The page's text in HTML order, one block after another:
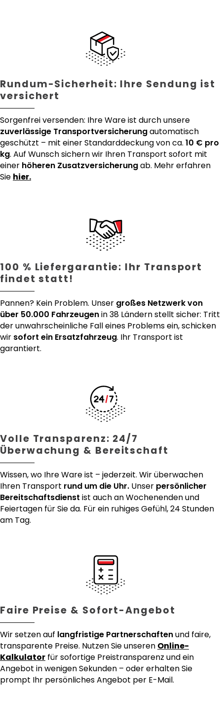
Rundum-Sicherheit: Ihre Sendung ist
versichert
Sorgenfrei versenden: Ihre Ware ist durch unsere
zuverlässige Transportversicherungautomatisch
geschützt – mit einer Standarddeckung von ca. 10 € pro
kg. Auf Wunsch sichern wir Ihren Transport sofort mit
einer höheren Zusatzversicherungab. Mehr erfahren
Sie hier.
100 % Liefergarantie: Ihr Transport
findet statt!
Pannen? Kein Problem. Unser großes Netzwerk von
über 50.000 Fahrzeugenin 38 Ländern stellt sicher: Tritt
der unwahrscheinliche Fall eines Problems ein, schicken
wir sofort ein Ersatzfahrzeug. Ihr Transport ist
garantiert.
Volle Transparenz: 24/7
Überwachung & Bereitschaft
Wissen, wo Ihre Ware ist – jederzeit. Wir überwachen
Ihren Transport rund um die Uhr. Unser persönlicher
Bereitschaftsdienst ist auch an Wochenenden und
Feiertagen für Sie da. Für ein ruhiges Gefühl, 24 Stunden
am Tag.
Faire Preise & Sofort-Angebot
Wir setzen auf langfristige Partnerschaftenund faire,
transparente Preise. Nutzen Sie unseren Online-
Kalkulator für sofortige Preistransparenz und ein
Angebot in wenigen Sekunden – oder erhalten Sie
prompt Ihr persönliches Angebot per E-Mail.